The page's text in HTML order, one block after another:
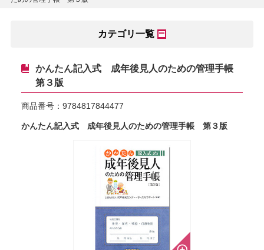
カテゴリ一覧
かんたん記入式 成年後見人のための管理手帳
第３版
商品番号： 9784817844477
かんたん記入式 成年後見人のための管理手帳 第３版